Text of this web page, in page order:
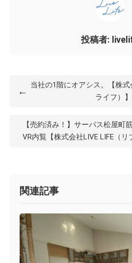
投稿者:
←
当社の1階にオアシス。【株式
ライフ）】
【売約済み！】サーパス松屋町
VR内覧【株式会社LIVE LIFE（リ
関連記事